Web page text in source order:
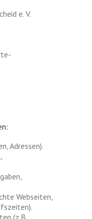
e. V.
Adressen).
Webseiten,
(z.B.,